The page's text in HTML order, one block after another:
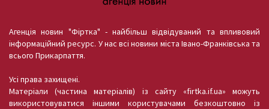
Агенція новин "Фіртка" - найбільш відвідуваний та впливовий
інформаційний ресурс. У нас всі новини міста Івано-Франківська та
всього Прикарпаття.
Усі права захищені.
Матеріали (частина матеріалів) із сайту «firtka.if.ua» можуть
використовуватися іншими користувачами безкоштовно із